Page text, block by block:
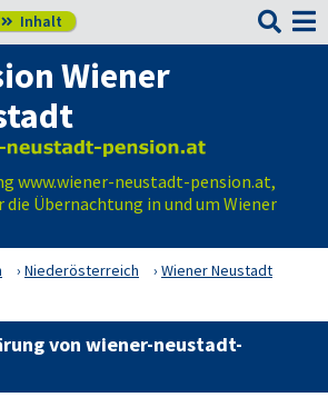
 Inhalt 
Wiener
www.wiener-neustadt-pension.at,
Übernachtung in und um Wiener
Niederösterreich
Wiener Neustadt
von wiener-neustadt-